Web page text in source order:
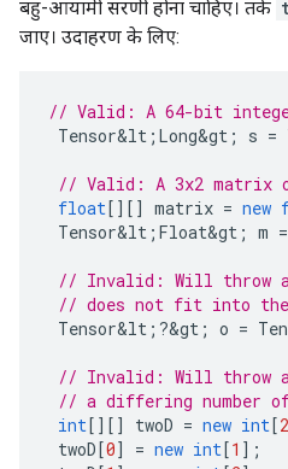
बहु-आयामी सरणी होना चाहिए। तर्क
जाए। उदाहरण के लिए:
// Valid: A 64-bit
Tensor&lt ; Long&gt ; s =
// Valid: A 3x2 matrix
float[][] matrix = new
Tensor&lt ; Float&gt ; m =
// Invalid: Will throw
// does not fit into the
Tensor&lt ; ?&gt ; o =
// Invalid: Will throw
// a differing number
int[][] twoD = new int[2
twoD[0] = new int[1 ] ;